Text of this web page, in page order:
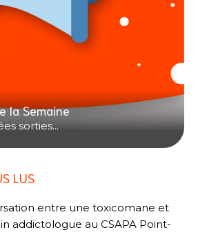
la Semaine
sorties...
LUS
entre une toxicomane et
addictologue au CSAPA Point-